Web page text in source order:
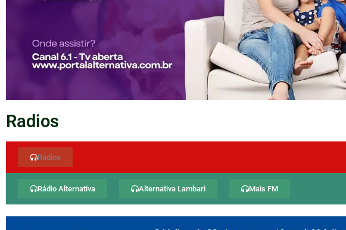
Radios
Rádios
Rádio Alternativa Alternativa Lambari Mais FM